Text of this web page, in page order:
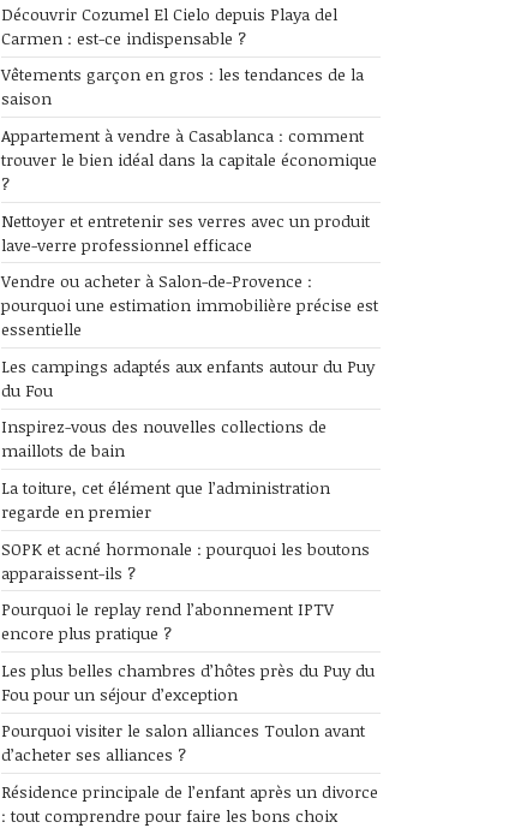
Découvrir Cozumel El Cielo depuis Playa del
Carmen : est-ce indispensable ?
Vêtements garçon en gros : les tendances de la
saison
Appartement à vendre à Casablanca : comment
trouver le bien idéal dans la capitale économique
?
Nettoyer et entretenir ses verres avec un produit
lave-verre professionnel efficace
Vendre ou acheter à Salon-de-Provence :
pourquoi une estimation immobilière précise est
essentielle
Les campings adaptés aux enfants autour du Puy
du Fou
Inspirez-vous des nouvelles collections de
maillots de bain
La toiture, cet élément que l’administration
regarde en premier
SOPK et acné hormonale : pourquoi les boutons
apparaissent-ils ?
Pourquoi le replay rend l’abonnement IPTV
encore plus pratique ?
Les plus belles chambres d’hôtes près du Puy du
Fou pour un séjour d’exception
Pourquoi visiter le salon alliances Toulon avant
d’acheter ses alliances ?
Résidence principale de l’enfant après un divorce
: tout comprendre pour faire les bons choix